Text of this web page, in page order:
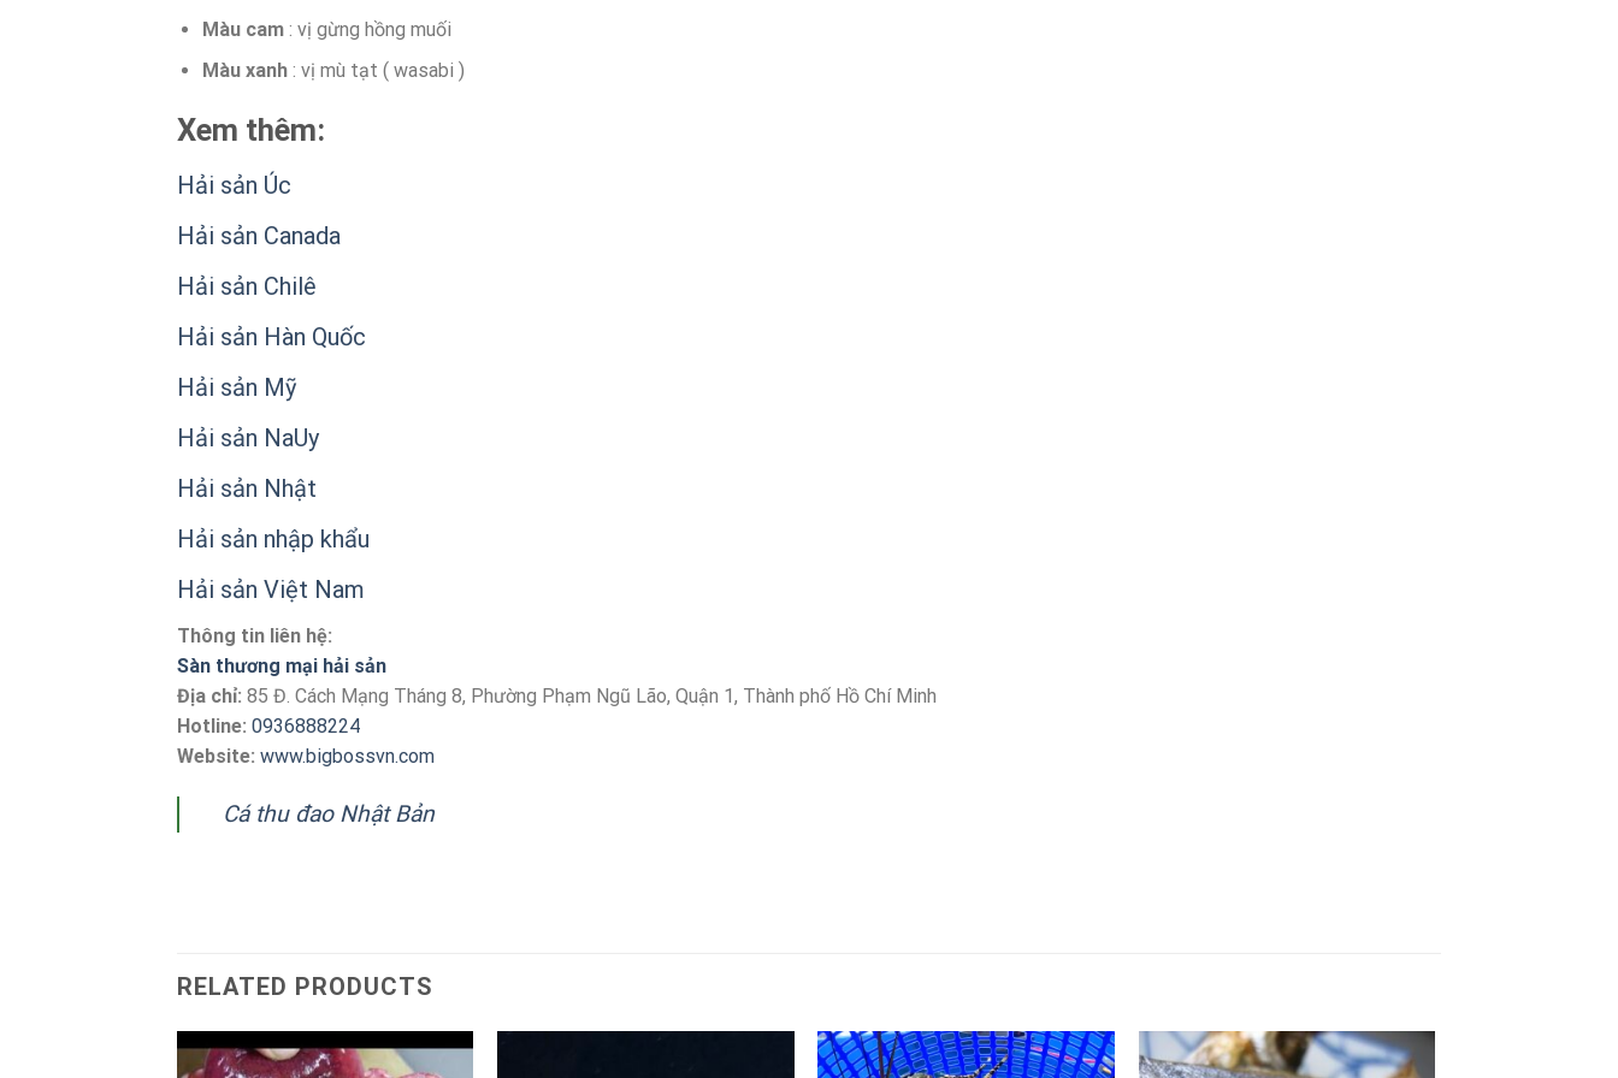
Màu cam: vị gừng hồng muối
Màu xanh: vị mù tạt ( wasabi )
Xem thêm:
Hải sản Úc
Hải sản Canada
Hải sản Chilê
Hải sản Hàn Quốc
Hải sản Mỹ
Hải sản NaUy
Hải sản Nhật
Hải sản nhập khẩu
Hải sản Việt Nam
Thông tin liên hệ:
Sàn thương mại hải sản
Địa chỉ: 85 Đ. Cách Mạng Tháng 8, Phường Phạm Ngũ Lão, Quận 1, Thành phố Hồ Chí Minh
Hotline: 0936888224
Website: www.bigbossvn.com
Cá thu đao Nhật Bản
RELATED PRODUCTS